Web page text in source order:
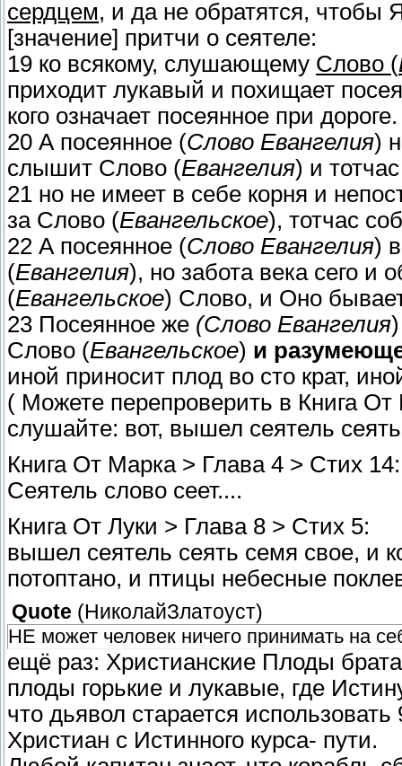
сердцем, и да не обратятся,
[значение] притчи о сеятеле:
19 ко всякому, слушающему Слово (
приходит лукавый и похищает
кого означает посеянное при дороге.
20 А посеянное (Слово Евангелия)
слышит Слово (Евангелия) и
21 но не имеет в себе корня и
за Слово (Евангельское), тотчас
22 А посеянное (Слово Евангелия)
(Евангелия), но забота века сего и
(Евангельское) Слово, и Оно
23 Посеянное же (Слово Евангелия
Слово (Евангельское) и
иной приносит плод во сто крат,
( Можете перепроверить в Книга
слушайте: вот, вышел сеятель
Книга От Марка > Глава 4 > Стих 14:
Сеятель слово сеет....
Книга От Луки > Глава 8 > Стих 5:
вышел сеятель сеять семя свое, и
потоптано, и птицы небесные
Quote (НиколайЗлатоуст)
НЕ может человек ничего принимать на
ещё раз: Христианские Плоды
плоды горькие и лукавые, где
что дьявол старается
Христиан с Истинного курса- пути.